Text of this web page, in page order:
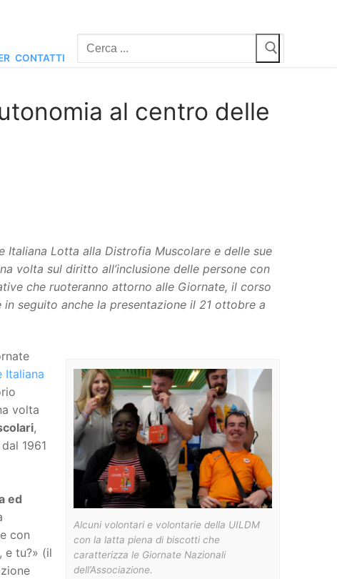
CONTATTI
Cerca:
al centro delle
Italiana Lotta alla Distrofia Muscolare e delle sue
volta sul diritto all’inclusione delle persone con
che ruoteranno attorno alle Giornate, il corso
seguito anche la presentazione il 21 ottobre a
Alcuni volontari e volontarie della UILDM
con la latta piena di biscotti che
caratterizza le Giornate Nazionali
dell’Associazione.
Italiana
volta
,
1961
ed
con
e tu?» (il